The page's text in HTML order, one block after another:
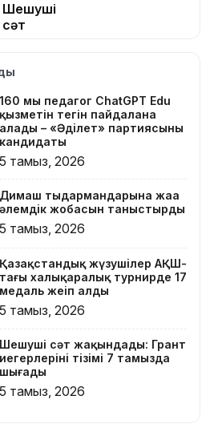
Шешуші
сәт
иегерлерінің
тамызда
шығады
2 млрд
теңгенің
алаяқтығы:
21 адамға
түрме
кесілді
Білім беру
ұйымдарының
жылы мен
жылыту
маусымына
дайындығы
160 мың педагог ChatGPT Edu
қызметін тегін пайдалана
алады – «Әділет» партиясының
кандидаты
5 тамыз, 2026
Димаш тыңдармандарына жаңа
әлемдік жобасын таныстырды
5 тамыз, 2026
Қазақстандық жүзушілер АҚШ-
тағы халықаралық турнирде 17
медаль жеңіп алды
5 тамыз, 2026
Шешуші сәт жақындады: Грант
иегерлерінің тізімі 7 тамызда
шығады
5 тамыз, 2026